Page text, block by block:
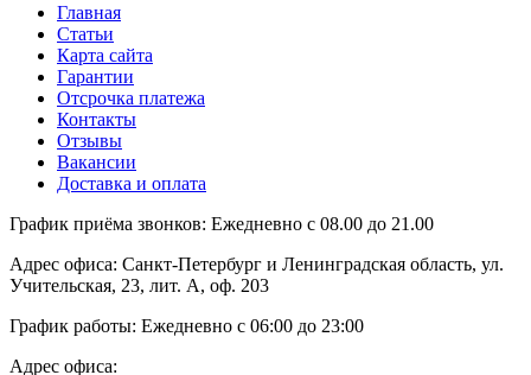
Главная
Статьи
Карта сайта
Гарантии
Отсрочка платежа
Контакты
Отзывы
Вакансии
Доставка и оплата
График приёма звонков: Ежедневно с 08.00 до 21.00
Адрес офиса: Санкт-Петербург и Ленинградская область, ул.
Учительская, 23, лит. А, оф. 203
График работы: Ежедневно с 06:00 до 23:00
Адрес офиса: